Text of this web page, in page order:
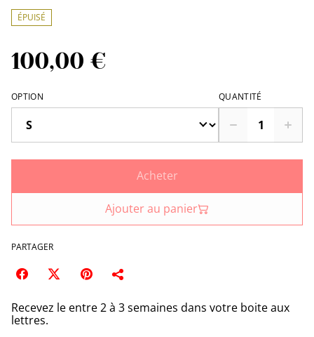
ÉPUISÉ
100,00 €
OPTION QUANTITÉ
Acheter
Ajouter au panier
PARTAGER
Recevez le entre 2 à 3 semaines dans votre boite aux
lettres.